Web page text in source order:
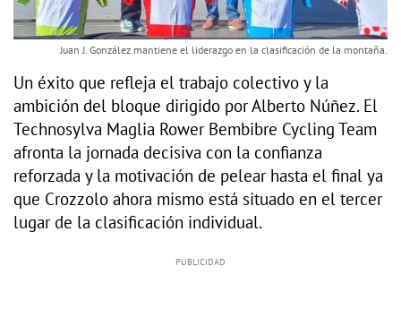
Juan J. González mantiene el liderazgo en la clasificación de la montaña.
Un éxito que refleja el trabajo colectivo y la
ambición del bloque dirigido por Alberto Núñez. El
Technosylva Maglia Rower Bembibre Cycling Team
afronta la jornada decisiva con la confianza
reforzada y la motivación de pelear hasta el final ya
que Crozzolo ahora mismo está situado en el tercer
lugar de la clasificación individual.